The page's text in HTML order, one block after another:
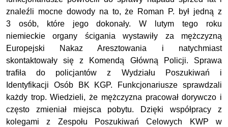
znaleźli mocne dowody na to, że Roman P. był jedną z
3 osób, które jego dokonały. W lutym tego roku
niemieckie organy ścigania wystawiły za mężczyzną
Europejski Nakaz Aresztowania i natychmiast
skontaktowały się z Komendą Główną Policji. Sprawa
trafiła do policjantów z Wydziału Poszukiwań i
Identyfikacji Osób BK KGP. Funkcjonariusze sprawdzali
każdy trop. Wiedzieli, że mężczyzna pracował dorywczo i
często zmieniał miejsca pobytu. Dzięki współpracy z
kolegami z Zespołu Poszukiwań Celowych KWP w